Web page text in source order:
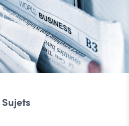
Sujets